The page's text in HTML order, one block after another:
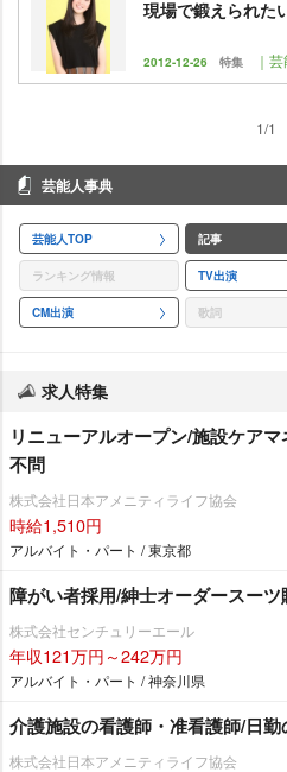
現場で鍛えられ
2012-12-26 特集 ｜
1/1
芸能人事典
芸能人TOP 記事
ランキング情報 TV出演
CM出演 歌詞
求人特集
リニューアルオープン/施設ケア
不問
株式会社日本アメニティライフ協会
時給1,510円
アルバイト・パート / 東京都
障がい者採用/紳士オーダースー
株式会社センチュリーエール
年収121万円～242万円
アルバイト・パート / 神奈川県
介護施設の看護師・准看護師/日
株式会社日本アメニティライフ協会